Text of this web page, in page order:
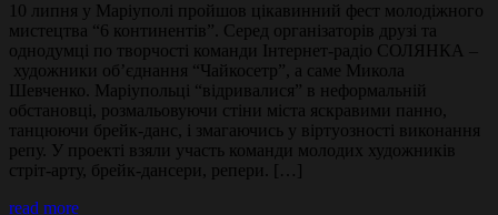
10 липня у Маріуполі пройшов цікавинний фест молодіжного
мистецтва “6 континентів”. Серед організаторів друзі та
однодумці по творчості команди Інтернет-радіо СОЛЯНКА –
художники об’єднання “Чайкосетр”, а саме Микола
Шевченко. Маріупольці “відривалися” в неформальній
обстановці, розмальовуючи стіни міста яскравими панно,
танцюючи брейк-данс, і змагаючись у віртуозності виконання
репу. У проекті взяли участь команди молодих художників
стріт-арту, брейк-дансери, репери. […]
read more